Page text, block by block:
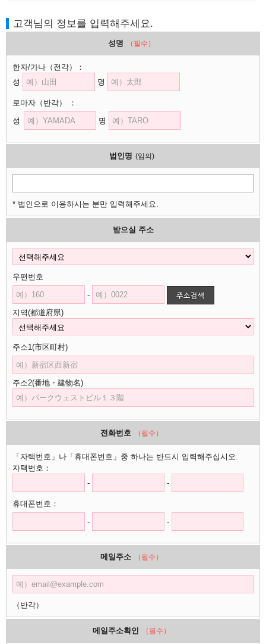
고객님의 정보를 입력해주세요.
성명 （필수）
한자/가나 （전각）
：
성
명
로마자 （반각）
：
성
명
법인명 (임의)
* 법인으로 이용하시는 분만 입력해주세요.
받으실 주소
우편번호
-
지역(都道府県)
주소1(市区町村)
주소2(番地・建物名)
전화번호 （필수）
「자택번호」나「휴대폰번호」중 하나는 반드시 입력해주십시오.
자택번호：
-
-
휴대폰번호：
-
-
메일주소 （필수）
（반각）
메일주소확인 （필수）